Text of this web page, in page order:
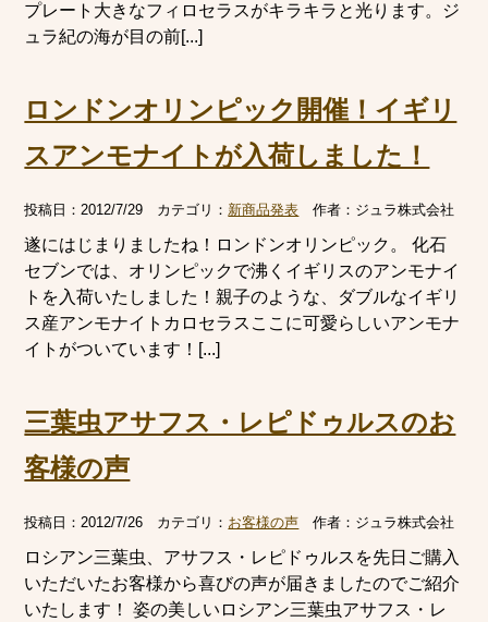
プレート大きなフィロセラスがキラキラと光ります。ジ
ュラ紀の海が目の前[...]
ロンドンオリンピック開催！イギリ
スアンモナイトが入荷しました！
投稿日：2012/7/29 カテゴリ： 新商品発表 作者： ジュラ株式会社
遂にはじまりましたね！ロンドンオリンピック。 化石
セブンでは、オリンピックで沸くイギリスのアンモナイ
トを入荷いたしました！親子のような、ダブルなイギリ
ス産アンモナイトカロセラスここに可愛らしいアンモナ
イトがついています！[...]
三葉虫アサフス・レピドゥルスのお
客様の声
投稿日：2012/7/26 カテゴリ： お客様の声 作者： ジュラ株式会社
ロシアン三葉虫、アサフス・レピドゥルスを先日ご購入
いただいたお客様から喜びの声が届きましたのでご紹介
いたします！ 姿の美しいロシアン三葉虫アサフス・レ